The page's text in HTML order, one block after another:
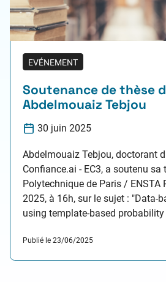
EVÉNEMENT
Soutenance de thèse
Abdelmouaiz Tebjou
30 juin 2025
Abdelmouaiz Tebjou, doctorant
Confiance.ai - EC3, a soutenu sa
Polytechnique de Paris / ENSTA
2025, à 16h, sur le sujet : "Data-
using template-based
en IA ont apporté des
Publié le 23/06/2025